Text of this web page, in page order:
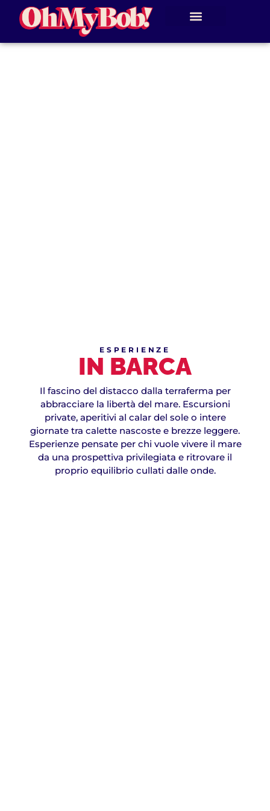
ESPERIENZE
IN BARCA
Il fascino del distacco dalla terraferma per
abbracciare la libertà del mare. Escursioni
private, aperitivi al calar del sole o intere
giornate tra calette nascoste e brezze leggere.
Esperienze pensate per chi vuole vivere il mare
da una prospettiva privilegiata e ritrovare il
proprio equilibrio cullati dalle onde.